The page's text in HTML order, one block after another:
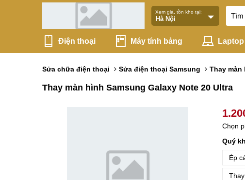
Xem giá, tồn kho tại:
Điện thoại Máy tính bảng Laptop
Sửa chữa điện thoại Sửa điện thoại Samsung Thay màn
Thay màn hình Samsung Galaxy Note 20 Ultra
Chọn
Quý
Ép